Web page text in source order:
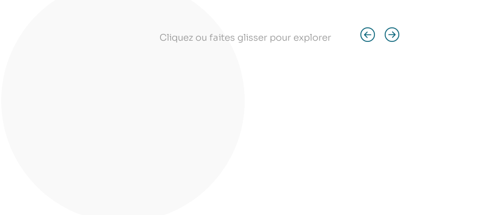
Cliquez ou faites glisser pour explorer